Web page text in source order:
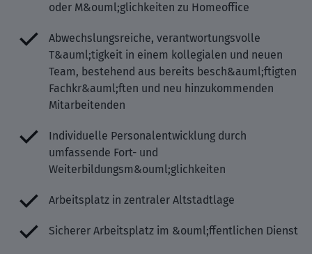
oder M&ouml;glichkeiten zu Homeoffice
Abwechslungsreiche, verantwortungsvolle
T&auml;tigkeit in einem kollegialen und neuen
Team, bestehend aus bereits besch&auml;ftigten
Fachkr&auml;ften und neu hinzukommenden
Mitarbeitenden
Individuelle Personalentwicklung durch
umfassende Fort- und
Weiterbildungsm&ouml;glichkeiten
Arbeitsplatz in zentraler Altstadtlage
Sicherer Arbeitsplatz im &ouml;ffentlichen Dienst